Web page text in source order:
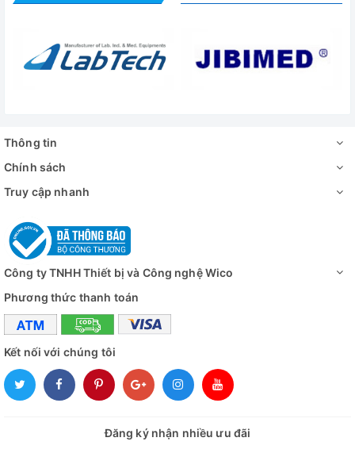
Thông tin
Chính sách
Truy cập nhanh
Công ty TNHH Thiết bị và Công nghệ Wico
Phương thức thanh toán
Kết nối với chúng tôi
Đăng ký nhận nhiều ưu đãi